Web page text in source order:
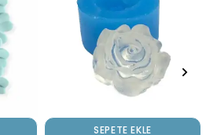
SEPETE EKLE